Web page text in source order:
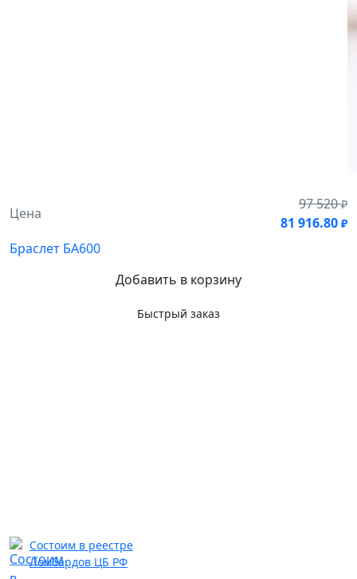
Цена
97 520₽
81 916.80 ₽
Браслет БА600
Добавить в корзину
Быстрый заказ
Состоим в реестре
Ломбардов ЦБ РФ